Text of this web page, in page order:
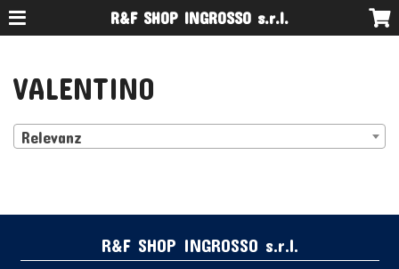
R&F SHOP INGROSSO s.r.l.
VALENTINO
Relevanz
R&F SHOP INGROSSO s.r.l.